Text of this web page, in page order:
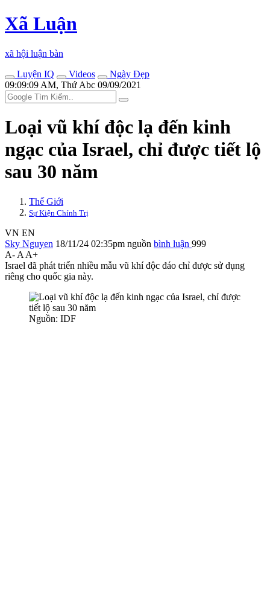
Xã Luận
xã hội luận bàn
Luyện IQ
Videos
Ngày Đẹp
09:09:09 AM, Thứ Abc 09/09/2021
Loại vũ khí độc lạ đến kinh
ngạc của Israel, chỉ được tiết lộ
sau 30 năm
Thế Giới
Sự Kiện Chính Trị
VN EN
Sky Nguyen 18/11/24 02:35pm nguồn bình luận 999
A- A A+
Israel đã phát triển nhiều mẫu vũ khí độc đáo chỉ được sử dụng
riêng cho quốc gia này.
Nguồn: IDF